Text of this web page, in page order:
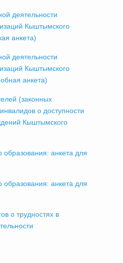
деятельности
Кыштымского
анкета)
деятельности
Кыштымского
анкета)
(законных
о доступности
Кыштымского
образования: анкета для
образования: анкета для
о трудностях в